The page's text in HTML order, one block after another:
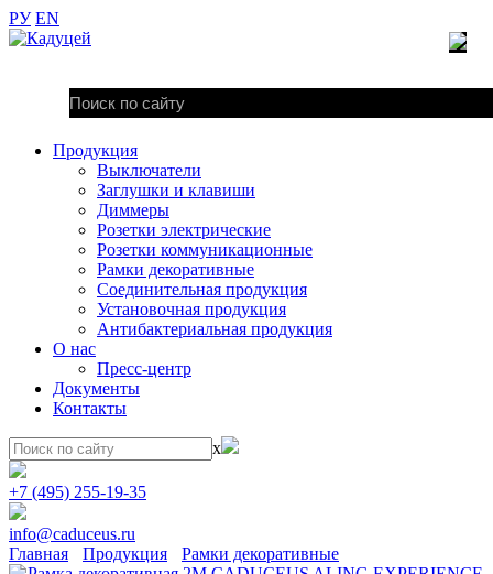
РУ EN
Продукция
Выключатели
Заглушки и клавиши
Диммеры
Розетки электрические
Розетки коммуникационные
Рамки декоративные
Соединительная продукция
Установочная продукция
Антибактериальная продукция
О нас
Пресс-центр
Документы
Контакты
x
+7 (495) 255-19-35
info@caduceus.ru
Главная
Продукция Рамки декоративные